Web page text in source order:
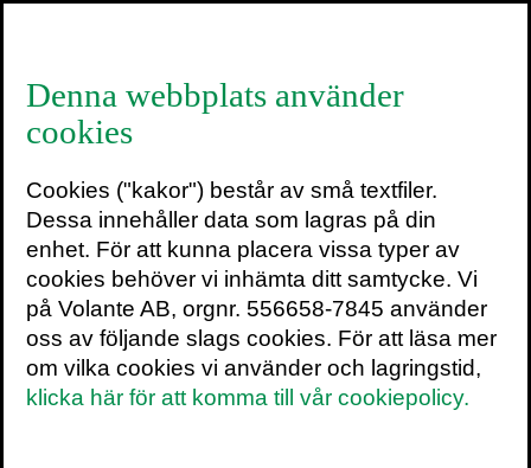
25 maj 2022
Denna webbplats använder
cookies
Cookies ("kakor") består av små textfiler.
Dessa innehåller data som lagras på din
enhet. För att kunna placera vissa typer av
cookies behöver vi inhämta ditt samtycke. Vi
på Volante AB, orgnr. 556658-7845 använder
oss av följande slags cookies. För att läsa mer
om vilka cookies vi använder och lagringstid,
klicka här för att komma till vår cookiepolicy.